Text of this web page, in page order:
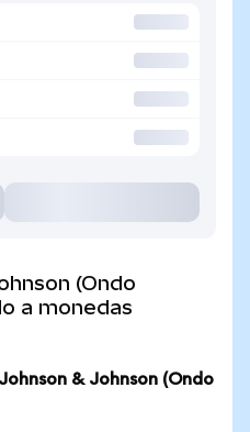
(Ondo
a monedas
& Johnson (Ondo